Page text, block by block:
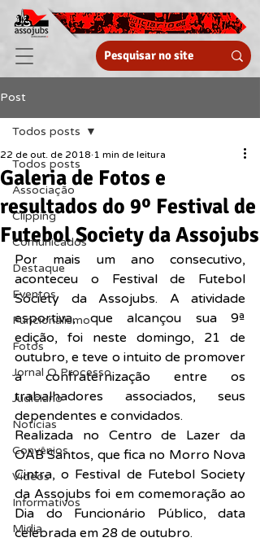
Post
Todos posts
Associação
Clipping
Comunicados
Destaque
Eventos
Funcionalismo
Fotos
Jornal O Processo
Judiciário
Notícias
Convênios
Vídeos
Informativos
Midia
Todos posts
Galeria de Fotos e
resultados do 9º Festival de
Futebol Society da Assojubs
22 de out. de 2018 1 min de leitura
Por mais um ano consecutivo,
aconteceu o Festival de Futebol
Society da Assojubs. A atividade
esportiva, que alcançou sua 9ª
edição, foi neste domingo, 21 de
outubro, e teve o intuito de promover
a confraternização entre os
trabalhadores associados, seus
dependentes e convidados.
Realizada no Centro de Lazer da
OAB Santos, que fica no Morro Nova
Cintra, o Festival de Futebol Society
da Assojubs foi em comemoração ao
Dia do Funcionário Público, data
celebrada em 28 de outubro.